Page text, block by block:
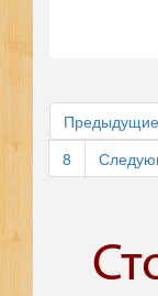
Предыдущие
8